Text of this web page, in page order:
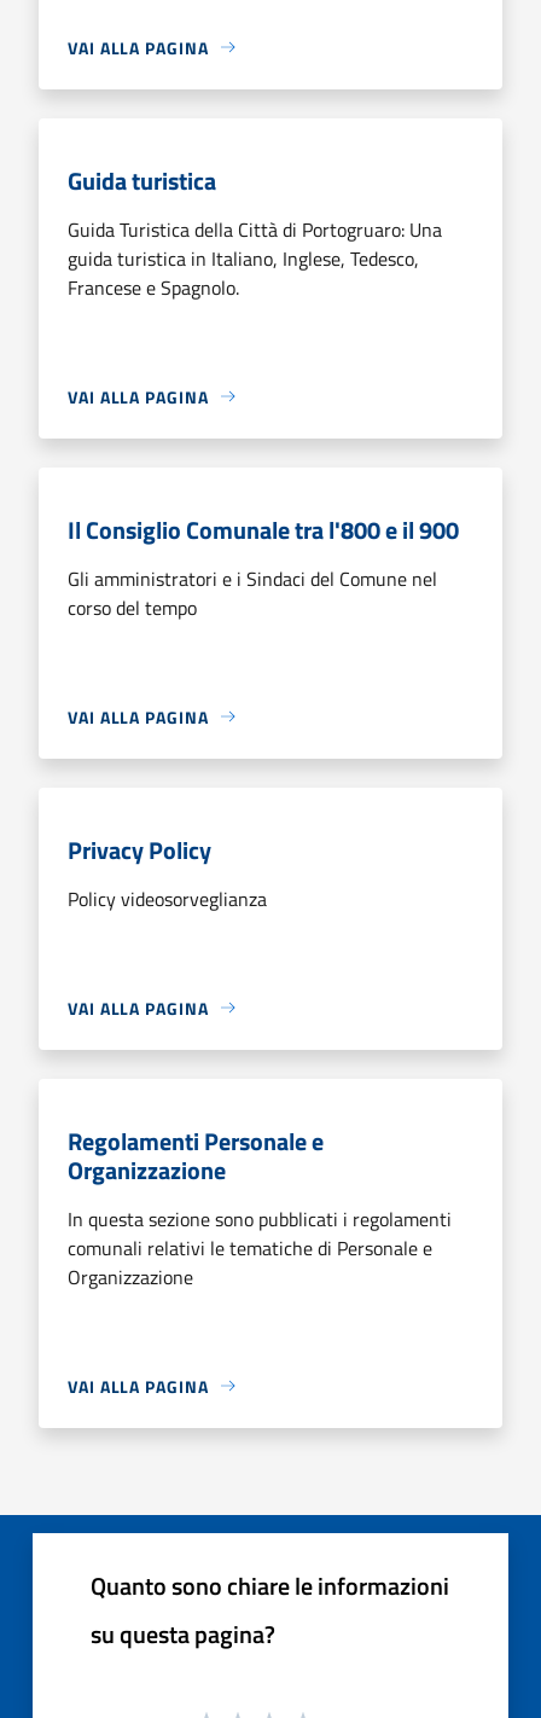
VAI ALLA PAGINA
Guida turistica
Guida Turistica della Città di Portogruaro: Una
guida turistica in Italiano, Inglese, Tedesco,
Francese e Spagnolo.
VAI ALLA PAGINA
Il Consiglio Comunale tra l'800 e il 900
Gli amministratori e i Sindaci del Comune nel
corso del tempo
VAI ALLA PAGINA
Privacy Policy
Policy videosorveglianza
VAI ALLA PAGINA
Regolamenti Personale e
Organizzazione
In questa sezione sono pubblicati i regolamenti
comunali relativi le tematiche di Personale e
Organizzazione
VAI ALLA PAGINA
Quanto sono chiare le informazioni
su questa pagina?